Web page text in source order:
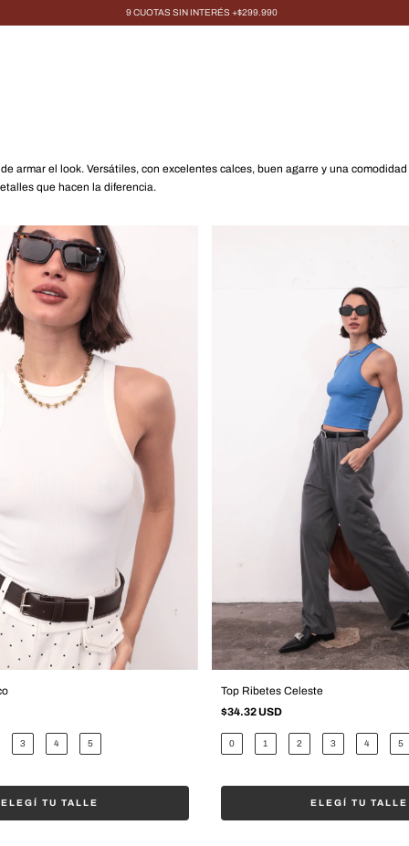
9 CUOTAS SIN INTERÉS +$299.990
armar el look. Versátiles, con excelentes calces, buen agarre y una
que hacen la diferencia.
3 4 5
ELEGÍ TU TALLE
Top Ribetes Celeste
$34.32 USD
0 1 2 3 4 5
ELEGÍ TU TALLE